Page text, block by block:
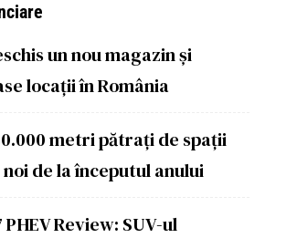
un nou magazin și
locații în România
metri pătrați de spații
de la începutul anului
PHEV Review: SUV-ul